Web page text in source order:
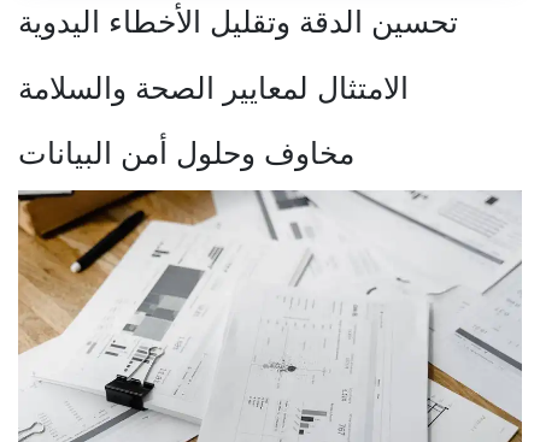
تحسين الدقة وتقليل الأخطاء اليدوية
الامتثال لمعايير الصحة والسلامة
مخاوف وحلول أمن البيانات